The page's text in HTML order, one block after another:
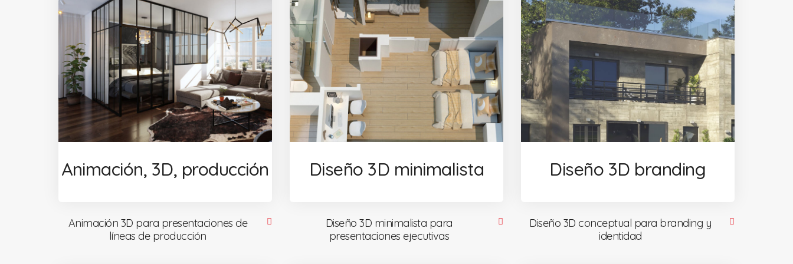
Animación, 3D, producción
Animación 3D para presentaciones de
líneas de producción
Diseño 3D minimalista
Diseño 3D minimalista para
presentaciones ejecutivas
Diseño 3D branding
Diseño 3D conceptual para branding y
identidad